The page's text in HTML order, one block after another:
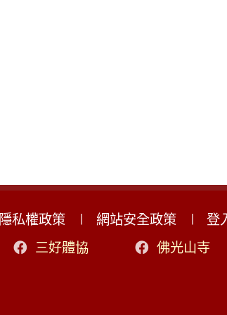
隱私權政策 網站安全政策
登
三好體協 佛光山寺